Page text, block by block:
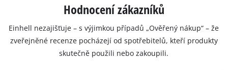
Hodnocení zákazníků
Einhell nezajišťuje – s výjimkou případů „Ověřený nákup“ – že
zveřejněné recenze pocházejí od spotřebitelů, kteří produkty
skutečně použili nebo zakoupili.